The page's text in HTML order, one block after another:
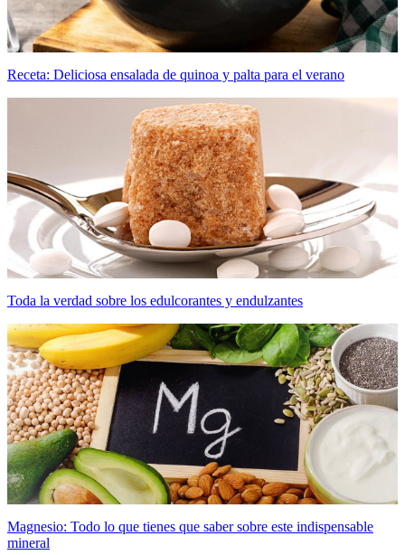
Receta: Deliciosa ensalada de quinoa y palta para el verano
Toda la verdad sobre los edulcorantes y endulzantes
Magnesio: Todo lo que tienes que saber sobre este indispensable
mineral